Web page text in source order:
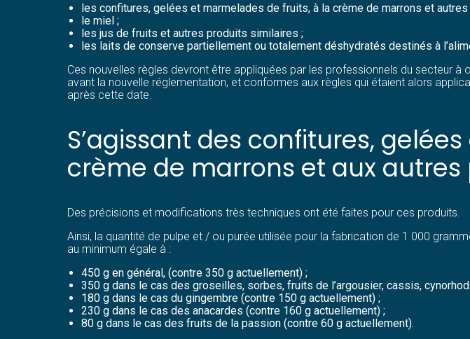
les confitures, gelées et marmelades de fruits, à la crème de marrons et
le miel ;
les jus de fruits et autres produits similaires ;
les laits de conserve partiellement ou totalement déshydratés destinés à
Ces nouvelles règles devront être appliquées par les professionnels du secteur
avant la nouvelle réglementation, et conformes aux règles qui étaient alors
après cette date.
S’agissant des confitures,
crème de marrons et aux
Des précisions et modifications très techniques ont été faites pour ces produits.
Ainsi, la quantité de pulpe et / ou purée utilisée pour la fabrication de 1 000
au minimum égale à :
450 g en général, (contre 350 g actuellement) ;
350 g dans le cas des groseilles, sorbes, fruits de l’argousier, cassis,
180 g dans le cas du gingembre (contre 150 g actuellement) ;
230 g dans le cas des anacardes (contre 160 g actuellement) ;
80 g dans le cas des fruits de la passion (contre 60 g actuellement).